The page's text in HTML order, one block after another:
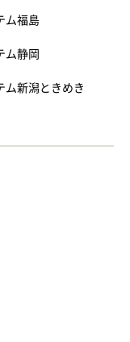
ム福島
ム静岡
ム新潟ときめき